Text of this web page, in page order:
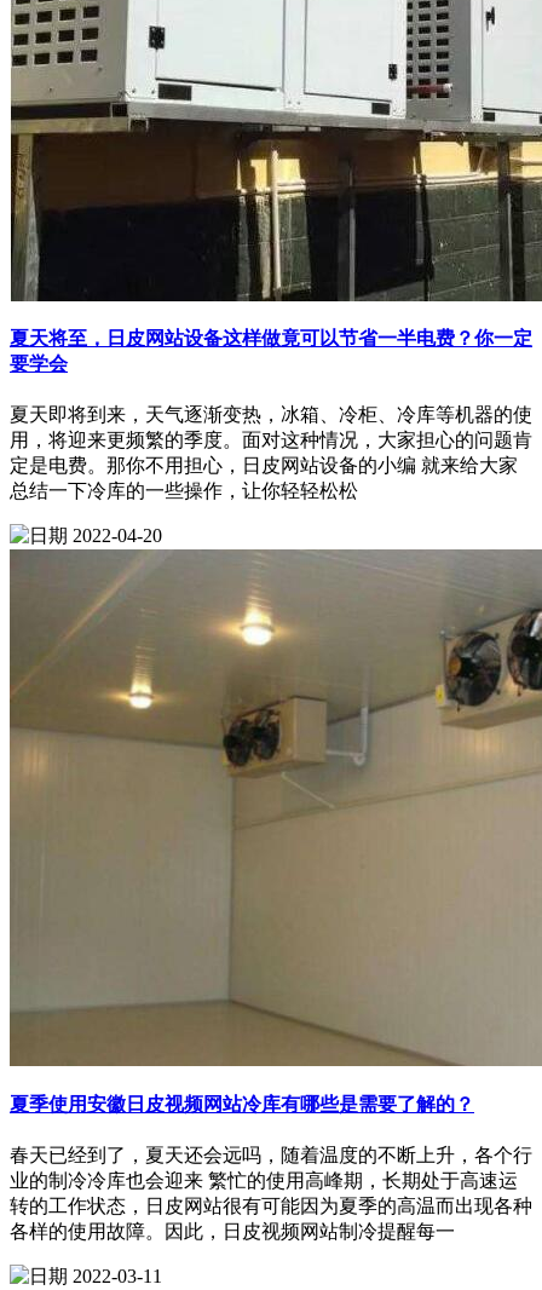
夏天将至，日皮网站设备这样做竟可以节省一半电费？你一定
要学会
夏天即将到来，天气逐渐变热，冰箱、冷柜、冷库等机器的使
用，将迎来更频繁的季度。面对这种情况，大家担心的问题肯
定是电费。那你不用担心，日皮网站设备的小编 就来给大家
总结一下冷库的一些操作，让你轻轻松松
2022-04-20
夏季使用安徽日皮视频网站冷库有哪些是需要了解的？
春天已经到了，夏天还会远吗，随着温度的不断上升，各个行
业的制冷冷库也会迎来 繁忙的使用高峰期，长期处于高速运
转的工作状态，日皮网站很有可能因为夏季的高温而出现各种
各样的使用故障。因此，日皮视频网站制冷提醒每一
2022-03-11